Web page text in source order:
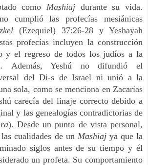
como Mashiaj durante su vida.
cumplió las profecías mesiánicas
(Ezequiel) 37:26-28 y Yeshayah
profecías incluyen la construcción
y el regreso de todos los judíos a la
Además, Yeshú no difundió el
del Di-s de Israel ni unió a la
sola, como se menciona en Zacarías
carecía del linaje correcto debido a
y las genealogías contradictorias de
). Desde un punto de vista personal,
cualidades de un Mashiaj ya que la
siglos antes de su tiempo y él
un profeta. Su comportamiento